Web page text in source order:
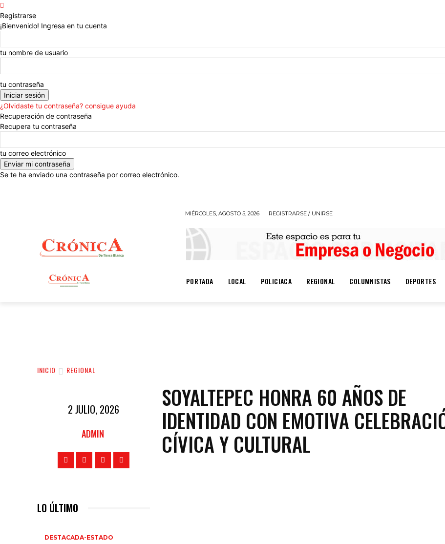
Registrarse
¡Bienvenido! Ingresa en tu cuenta
tu nombre de usuario
tu contraseña
¿Olvidaste tu contraseña? consigue ayuda
Recuperación de contraseña
Recupera tu contraseña
tu correo electrónico
Se te ha enviado una contraseña por correo electrónico.
MIÉRCOLES, AGOSTO 5, 2026 REGISTRARSE / UNIRSE
PORTADA LOCAL POLICIACA REGIONAL COLUMNISTAS DEPORTES
INICIO REGIONAL
2 JULIO, 2026
ADMIN
LO ÚLTIMO
DESTACADA-ESTADO
SOYALTEPEC HONRA 60 AÑOS DE
IDENTIDAD CON EMOTIVA
CÍVICA Y CULTURAL